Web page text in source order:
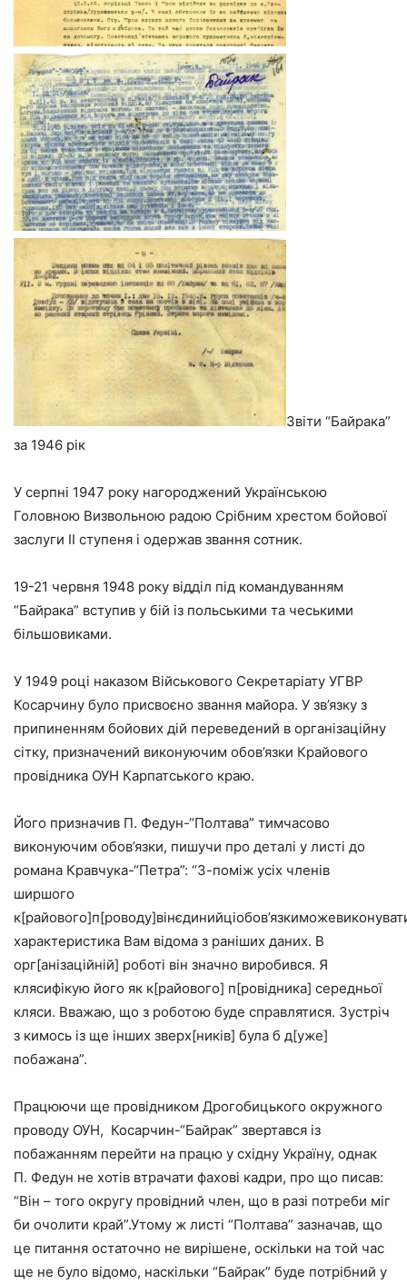
Звіти “Байрака”
за 1946 рік
У серпні 1947 року нагороджений Українською
Головною Визвольною радою Срібним хрестом бойової
заслуги ІІ ступеня і одержав звання сотник.
19-21 червня 1948 року відділ під командуванням
“Байрака” вступив у бій із польськими та чеськими
більшовиками.
У 1949 році наказом Військового Секретаріату УГВР
Косарчину було присвоєно звання майора. У зв’язку з
припиненням бойових дій переведений в організаційну
сітку, призначений виконуючим обов’язки Крайового
провідника ОУН Карпатського краю.
Його призначив П. Федун-“Полтава” тимчасово
виконуючим обов’язки, пишучи про деталі у листі до
романа Кравчука-“Петра”: “З-поміж усіх членів
ширшого
характеристика Вам відома з раніших даних. В
орг[анізаційній] роботі він значно виробився. Я
клясифікую його як к[райового] п[ровідника] середньої
кляси. Вважаю, що з роботою буде справлятися. Зустріч
з кимось із ще інших зверх[ників] була б д[уже]
побажана”.
Працюючи ще провідником Дрогобицького окружного
проводу ОУН, Косарчин-“Байрак” звертався із
побажанням перейти на працю у східну Україну, однак
П. Федун не хотів втрачати фахові кадри, про що писав:
“Він – того округу провідний член, що в разі потреби міг
би очолити край”.Утому ж листі “Полтава” зазначав, що
це питання остаточно не вирішене, оскільки на той час
ще не було відомо, наскільки “Байрак” буде потрібний у